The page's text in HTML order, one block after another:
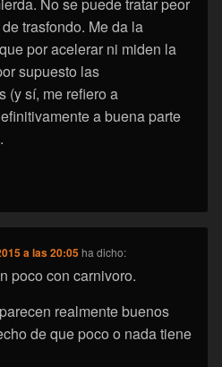
trasfondo. Me da la
por acelerar ni miden la
supuesto las
(y sí, me refiero a
a buena parte
a las 20:05 ha dicho:
poco con carnivoro.
realmente buenos
de que poco o nada tiene